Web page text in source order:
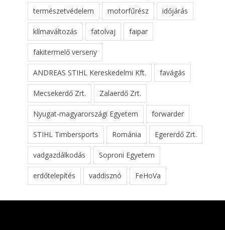
természetvédelem motorfűrész időjárás
klímaváltozás fatolvaj faipar
fakitermelő verseny
ANDREAS STIHL Kereskedelmi Kft. favágás
Mecsekerdő Zrt. Zalaerdő Zrt.
Nyugat-magyarországi Egyetem forwarder
STIHL Timbersports Románia Egererdő Zrt.
vadgazdálkodás Soproni Egyetem
erdőtelepítés vaddisznó FeHoVa